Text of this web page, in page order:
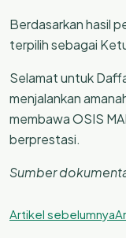
Berdasarkan hasil
terpilih sebagai
Selamat untuk
menjalankan
membawa OSIS
berprestasi.
Sumber
Artikel sebelumnya